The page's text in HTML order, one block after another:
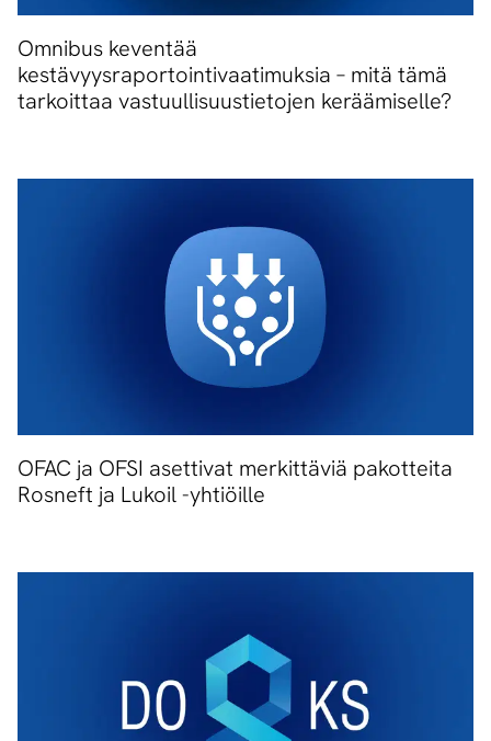
Omnibus keventää
kestävyysraportointivaatimuksia – mitä tämä
tarkoittaa vastuullisuustietojen keräämiselle?
OFAC ja OFSI asettivat merkittäviä pakotteita
Rosneft ja Lukoil -yhtiöille